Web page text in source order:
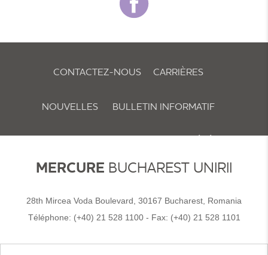
CONTACTEZ-NOUS CARRIÈRES
NOUVELLES BULLETIN INFORMATIF
MERCURE BUCHAREST UNIRII
28th Mircea Voda Boulevard, 30167 Bucharest, Romania
Téléphone: (+40) 21 528 1100- Fax: (+40) 21 528 1101